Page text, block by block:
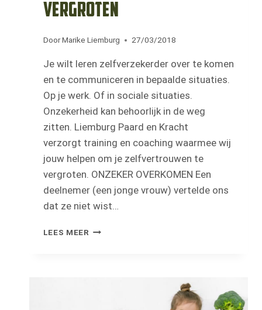
vergroten
Door Marike Liemburg 27/03/2018
Je wilt leren zelfverzekerder over te komen
en te communiceren in bepaalde situaties.
Op je werk. Of in sociale situaties.
Onzekerheid kan behoorlijk in de weg
zitten. Liemburg Paard en Kracht
verzorgt training en coaching waarmee wij
jouw helpen om je zelfvertrouwen te
vergroten. ONZEKER OVERKOMEN Een
deelnemer (een jonge vrouw) vertelde ons
dat ze niet wist…
LEES MEER ZELFVERTROUWEN